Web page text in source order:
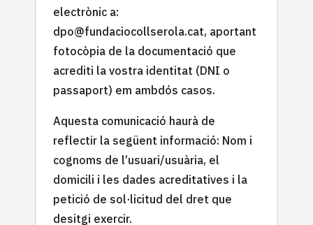
electrònic a:
dpo@fundaciocollserola.cat, aportant
fotocòpia de la documentació que
acrediti la vostra identitat (DNI o
passaport) em ambdós casos.
Aquesta comunicació haurà de
reflectir la següent informació: Nom i
cognoms de l’usuari/usuària, el
domicili i les dades acreditatives i la
petició de sol·licitud del dret que
desitgi exercir.